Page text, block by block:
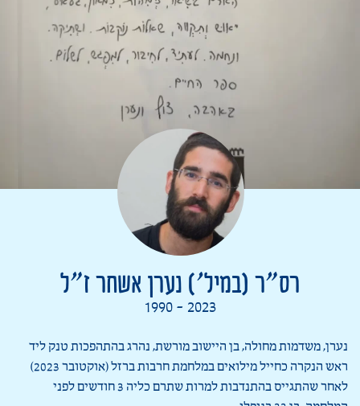
רס”ר (במיל’) נערן אשחר ז”ל
1990 - 2023
נערן, משדמות מחולה, בן היישוב מורשת, נהרג בהתהפכות טנק ליד
ראש הנקרה כחייל מילואים במלחמת חרבות ברזל (אוקטובר 2023)
לאחר שהתגייס בהתנדבות למרות שתרם כליה 3 חודשים לפני